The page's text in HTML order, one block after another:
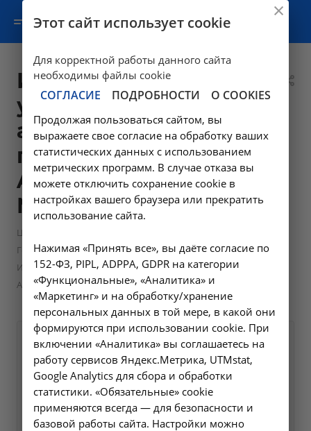
Исследование
уровня
антимюллерова
гормона в крови -
A09.05.225 в
Москве
Цены в Москве
Гормоны —
Исследование уровня антимюллерова гормона в крови -
A09.05.225 в Москве
Оформите заявку на сайте,
мы свяжемся с вами в
ближайшее время и ответим
на все интересующие
вопросы.
1810 ₽
Этот сайт использует cookie
Для корректной работы данного сайта
необходимы файлы cookie
СОГЛАСИЕ ПОДРОБНОСТИ О COOKIES
Продолжая пользоваться сайтом, вы
выражаете свое согласие на обработку ваших
статистических данных с использованием
метрических программ. В случае отказа вы
можете отключить сохранение cookie в
настройках вашего браузера или прекратить
использование сайта.
Нажимая «Принять все», вы даёте согласие по
152-ФЗ, PIPL, ADPPA, GDPR на категории
«Функциональные», «Аналитика» и
«Маркетинг» и на обработку/хранение
персональных данных в той мере, в какой они
формируются при использовании cookie. При
включении «Аналитика» вы соглашаетесь на
работу сервисов Яндекс.Метрика, UTMstat,
Google Analytics для сбора и обработки
статистики. «Обязательные» cookie
применяются всегда — для безопасности и
базовой работы сайта. Настройки можно